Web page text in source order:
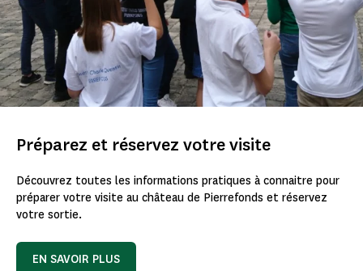
Préparez et réservez votre visite
Découvrez toutes les informations pratiques à connaitre pour
préparer votre visite au château de Pierrefonds et réservez
votre sortie.
EN SAVOIR PLUS